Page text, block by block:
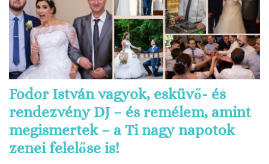
Fodor István vagyok, esküvő- és
rendezvény DJ – és remélem, amint
megismertek – a Ti nagy napotok
zenei felelőse is!